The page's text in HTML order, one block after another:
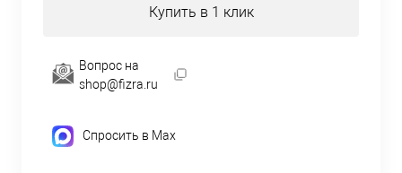
Купить в 1 клик
Вопрос на
shop@fizra.ru
Спросить в Max